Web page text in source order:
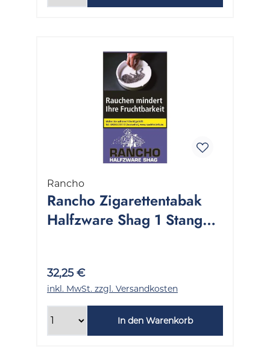
Rancho
Rancho Zigarettentabak
Halfzware Shag 1 Stange
32,25 €
inkl. MwSt. zzgl. Versandkosten
In den Warenkorb